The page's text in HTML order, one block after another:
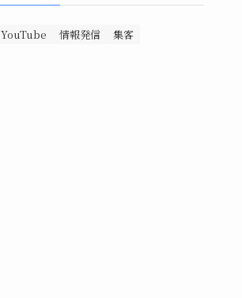
YouTube 情報発信 集客